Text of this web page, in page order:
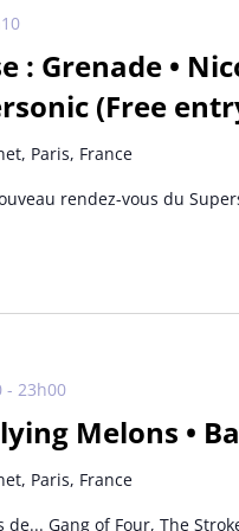
: Grenade •
(Free
Paris, France
rendez-vous du
Melons •
-23h00
Paris, France
Gang of Four, The